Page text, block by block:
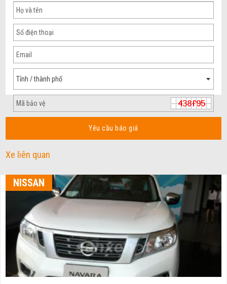
Tỉnh / thành phố
Yêu cầu báo giá
Xe liên quan
NISSAN